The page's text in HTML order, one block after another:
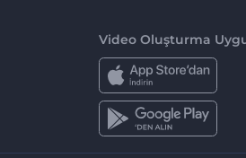
Video Oluşturma